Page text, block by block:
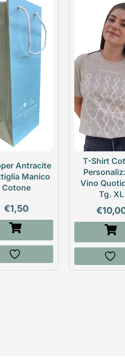
Antracite
Manico
Cotone
€1,50
T-Shirt
Vino
Tg. XL
€